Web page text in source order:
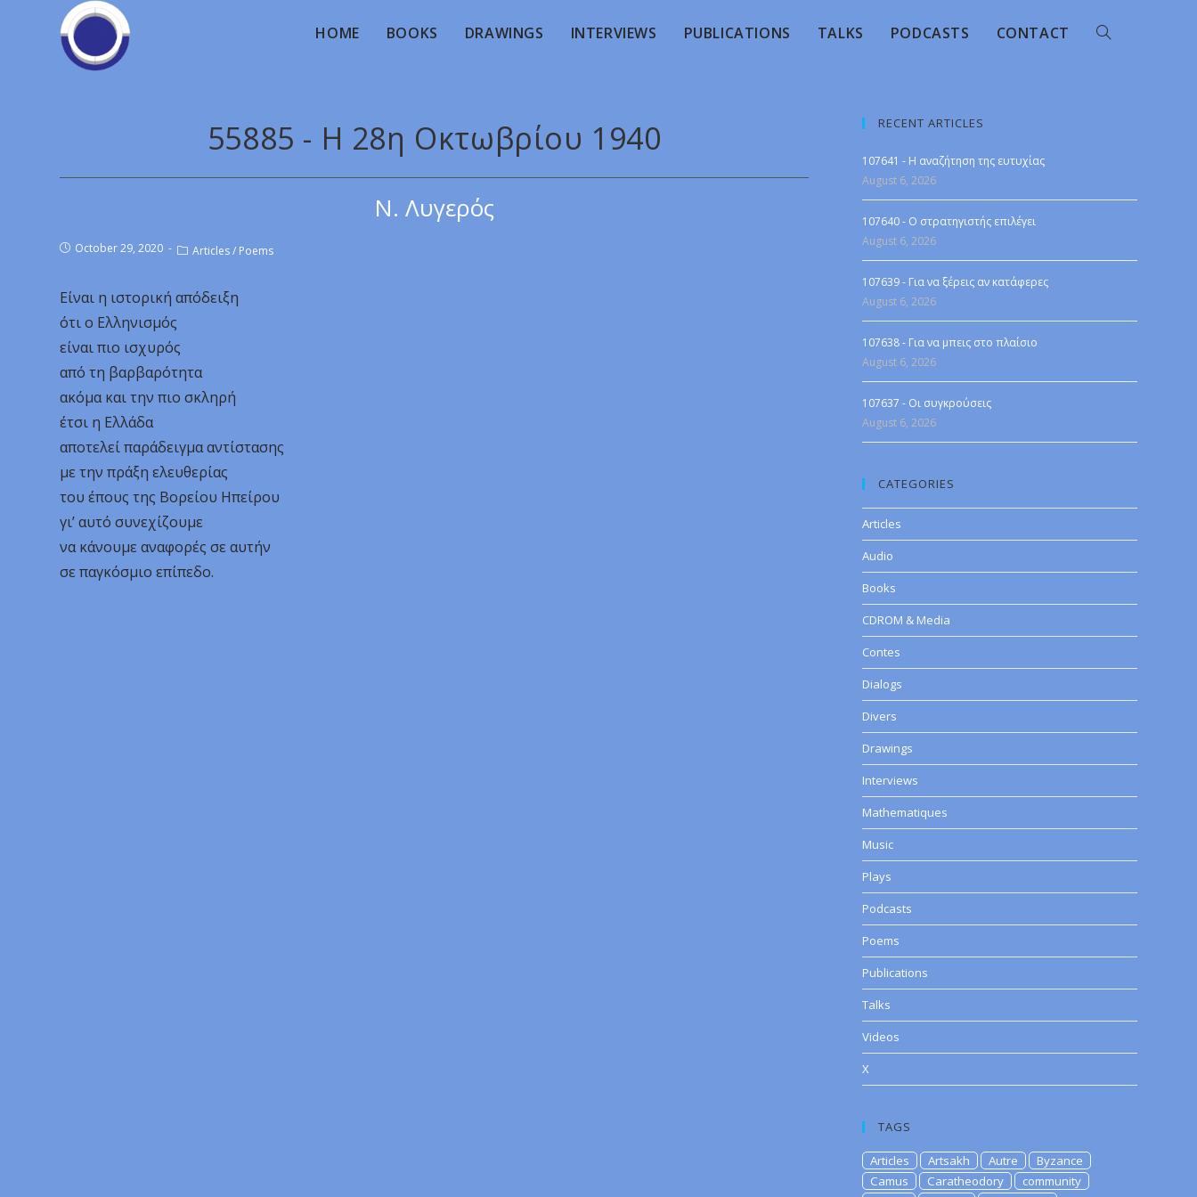
HOME BOOKS DRAWINGS INTERVIEWS PUBLICATIONS TALKS PODCASTS CONTACT
55885 - H 28η Οκτωβρίου 1940
Ν. Λυγερός
October 29, 2020 Articles/ Poems
Είναι η ιστορική απόδειξη
ότι ο Ελληνισμός
είναι πιο ισχυρός
από τη βαρβαρότητα
ακόμα και την πιο σκληρή
έτσι η Ελλάδα
αποτελεί παράδειγμα αντίστασης
με την πράξη ελευθερίας
του έπους της Βορείου Ηπείρου
γι’ αυτό συνεχίζουμε
να κάνουμε αναφορές σε αυτήν
σε παγκόσμιο επίπεδο.
RECENT ARTICLES
107641 - Η αναζήτηση της ευτυχίας
August 6, 2026
107640 - Ο στρατηγιστής επιλέγει
August 6, 2026
107639 - Για να ξέρεις αν κατάφερες
August 6, 2026
107638 - Για να μπεις στο πλαίσιο
August 6, 2026
107637 - Οι συγκρούσεις
August 6, 2026
CATEGORIES
Articles
Audio
Books
CDROM & Media
Contes
Dialogs
Divers
Drawings
Interviews
Mathematiques
Music
Plays
Podcasts
Poems
Publications
Talks
Videos
X
TAGS
Articles Artsakh Autre
Byzance
Camus
Caratheodory
community